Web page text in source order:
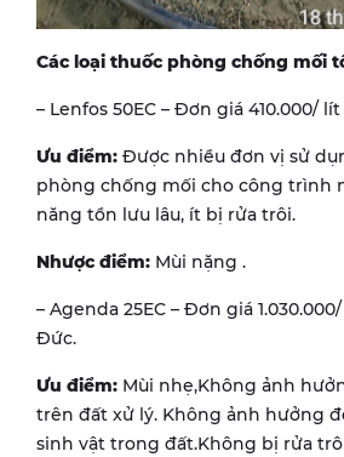
Các loại thuốc phòng chống mối
– Lenfos 50EC – Đơn giá 410.000/
Ưu điểm: Được nhiều đơn vị sử
phòng chống mối cho công trình
năng tồn lưu lâu, ít bị rửa trôi.
Nhược điểm: Mùi nặng .
– Agenda 25EC – Đơn giá
Đức.
Ưu điểm: Mùi nhẹ,Không ảnh
trên đất xử lý. Không ảnh hưởng
sinh vật trong đất.Không bị rửa